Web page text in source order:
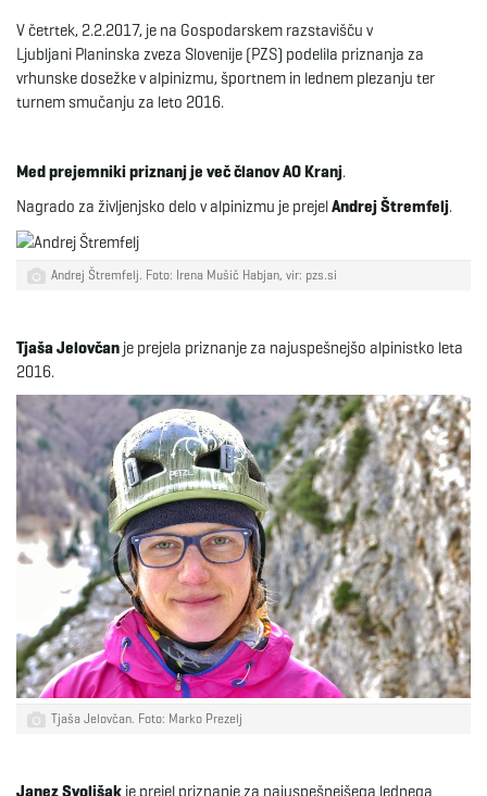
a
v
i
g
V četrtek, 2.2.2017, je na Gospodarskem razstavišču v
Ljubljani Planinska zveza Slovenije (PZS) podelila priznanja za
vrhunske dosežke v alpinizmu, športnem in lednem plezanju ter
turnem smučanju za leto 2016.
Med prejemniki priznanj je več članov AO Kranj.
Nagrado za življenjsko delo v alpinizmu je prejelAndrej Štremfelj.
Andrej Štremfelj. Foto: Irena Mušič Habjan, vir: pzs.si
Tjaša Jelovčan je prejela priznanje za najuspešnejšo alpinistko leta
2016.
Tjaša Jelovčan. Foto: Marko Prezelj
Janez Svoljšak je prejel priznanje za najuspešnejšega lednega